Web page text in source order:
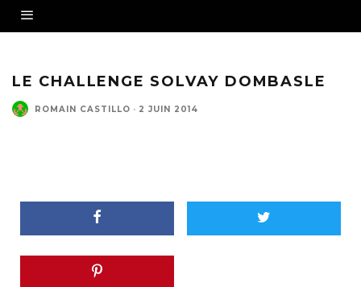
LE CHALLENGE SOLVAY DOMBASLE
ROMAIN CASTILLO · 2 JUIN 2014